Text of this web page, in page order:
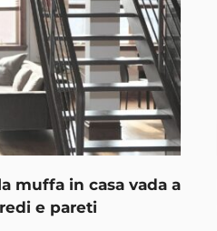
muffa in casa vada a
e pareti